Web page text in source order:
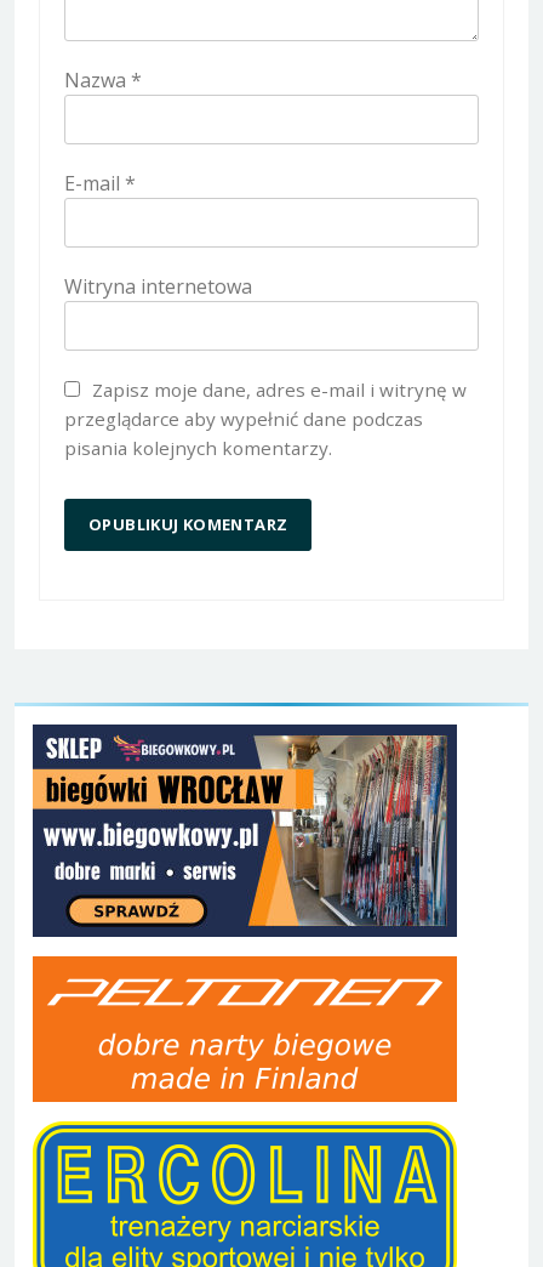
Nazwa *
E-mail *
Witryna internetowa
Zapisz moje dane, adres e-mail i witrynę w
przeglądarce aby wypełnić dane podczas
pisania kolejnych komentarzy.